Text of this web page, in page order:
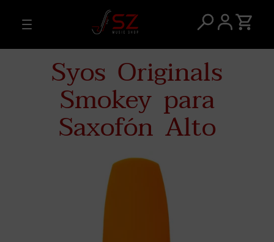
Syos Originals
Smokey para
Saxofón Alto